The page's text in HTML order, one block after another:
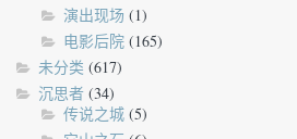
演出现场 (1)
电影后院 (165)
未分类 (617)
沉思者 (34)
传说之城 (5)